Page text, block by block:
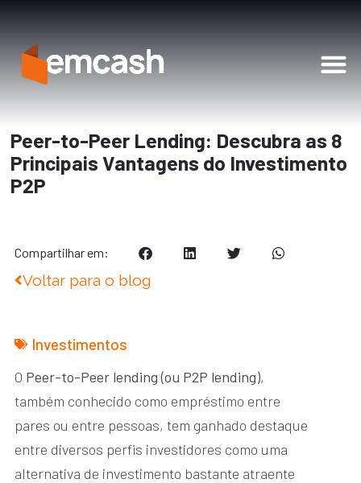
Peer-to-Peer Lending: Descubra as 8
Principais Vantagens do Investimento
P2P
Compartilhar em:
Voltar para o blog
Investimentos
O Peer-to-Peer lending (ou P2P lending),
também conhecido como empréstimo entre
pares ou entre pessoas, tem ganhado destaque
entre diversos perfis investidores como uma
alternativa de investimento bastante atraente